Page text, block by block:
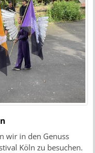
wir in den Genuss
Köln zu besuchen.